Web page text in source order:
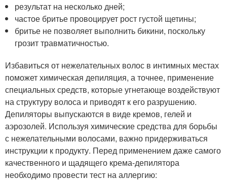
результат на несколько дней;
частое бритье провоцирует рост густой щетины;
бритье не позволяет выполнить бикини, поскольку
грозит травматичностью.
Избавиться от нежелательных волос в интимных местах
поможет химическая депиляция, а точнее, применение
специальных средств, которые угнетающе воздействуют
на структуру волоса и приводят к его разрушению.
Депиляторы выпускаются в виде кремов, гелей и
аэрозолей. Используя химические средства для борьбы
с нежелательными волосами, важно придерживаться
инструкции к продукту. Перед применением даже самого
качественного и щадящего крема-депилятора
необходимо провести тест на аллергию: